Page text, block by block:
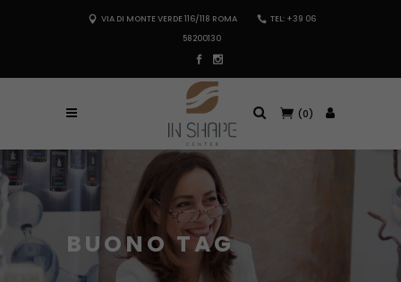
VIA DI MONTE VERDE 116/118 ROMA
TEL: +39 06
58200130
(0)
BUONO TAG